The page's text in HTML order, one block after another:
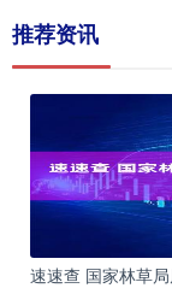
推荐资讯
速速查 国家林草